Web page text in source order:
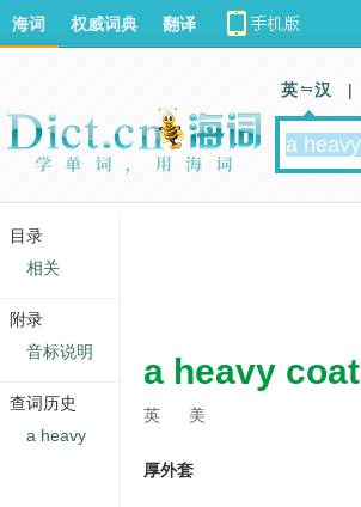
a heavy coat
英 美
厚外套
海词 权威词典 翻译
英 汉 |
目录
相关
附录
音标说明
查词历史
a heavy